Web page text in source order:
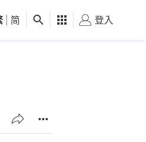
點 健康 好食玩飛
简 登入